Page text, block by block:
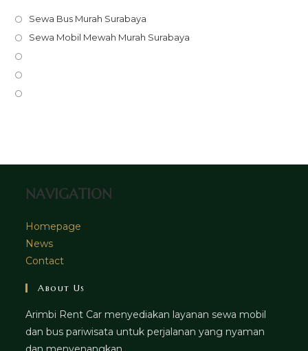
Sewa Bus Murah Surabaya
in
Sewa Mobil Mewah Murah Surabaya
tab
NAVIGATION
Homepage
News
Contact
About Us
Arimbi Rent Car menyediakan layanan sewa mobil
dan bus pariwisata untuk perjalanan yang nyaman